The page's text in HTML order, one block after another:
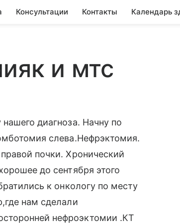
Консультации Контакты Календарь
и мтс
диагноза. Начну по
слева.Нефрэктомия.
почки. Хронический
до сентября этого
к онкологу по месту
нам сделали
нефроэктомии .КТ